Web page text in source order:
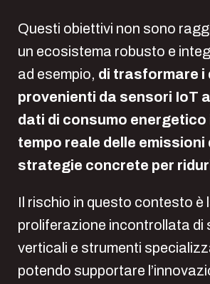
Questi obiettivi non sono
un ecosistema robusto e
ad esempio, di trasformare i
provenienti da sensori IoT
dati di consumo energetico
tempo reale delle emissioni
strategie concrete per
Il rischio in questo contesto è
proliferazione incontrollata di
verticali e strumenti
potendo supportare